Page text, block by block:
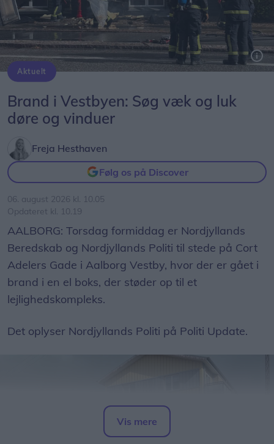
Aktuelt
Brand i Vestbyen: Søg væk og luk
døre og vinduer
Freja Hesthaven
Følg os på Discover
06. august 2026 kl. 10.05
Opdateret kl. 10.19
AALBORG: Torsdag formiddag er Nordjyllands
Beredskab og Nordjyllands Politi til stede på Cort
Adelers Gade i Aalborg Vestby, hvor der er gået i
brand i en el boks, der støder op til et
lejlighedskompleks.
Det oplyser Nordjyllands Politi på Politi Update.
Vis mere